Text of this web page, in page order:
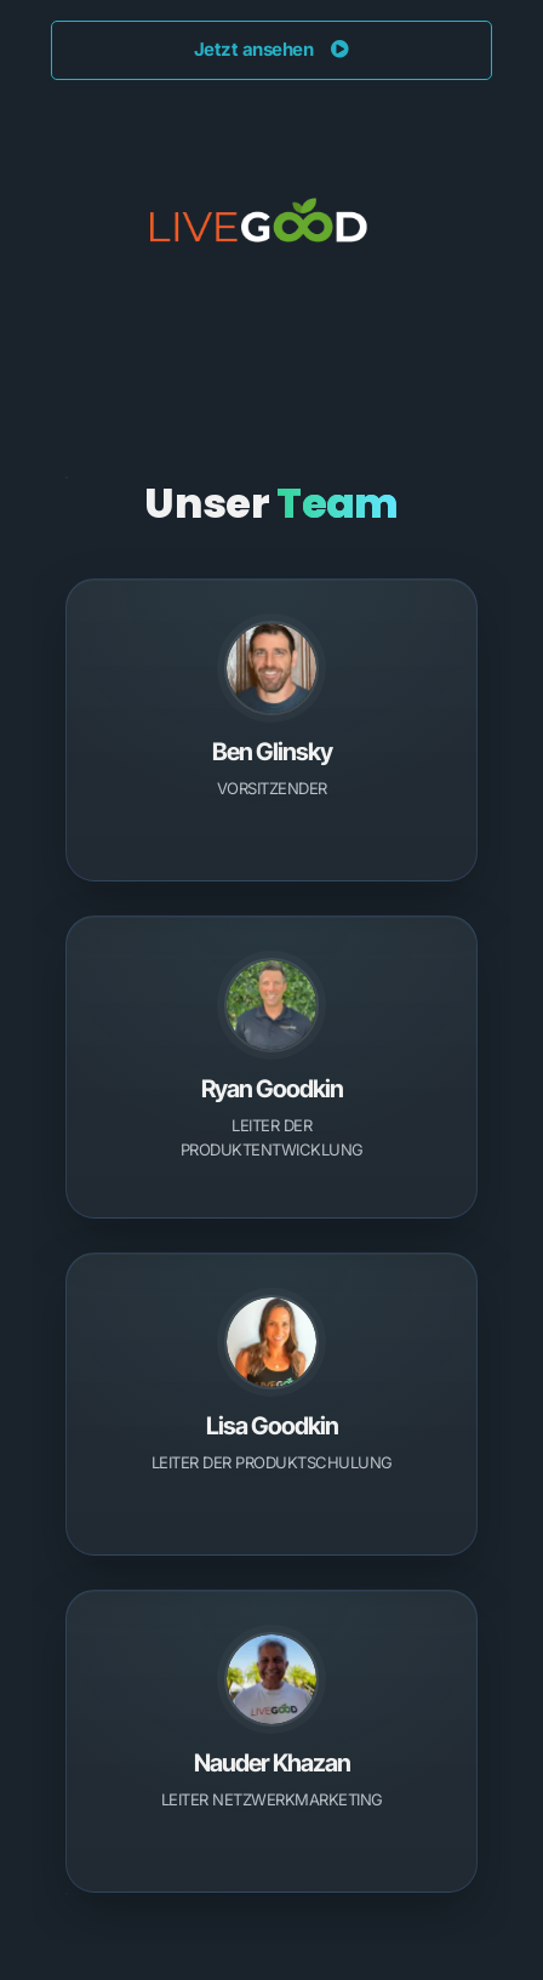
Jetzt ansehen
UnserTeam
Ben Glinsky
VORSITZENDER
Ryan Goodkin
LEITER DER
PRODUKTENTWICKLUNG
Lisa Goodkin
LEITER DER PRODUKTSCHULUNG
Nauder Khazan
LEITER NETZWERKMARKETING